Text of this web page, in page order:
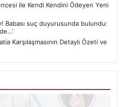
ile Kendi Kendini Ödeyen Yeni
Babası suç duyurusunda bulundu:
Karşılaşmasının Detaylı Özeti ve